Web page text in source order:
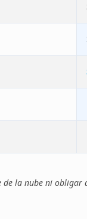
la nube ni obligar